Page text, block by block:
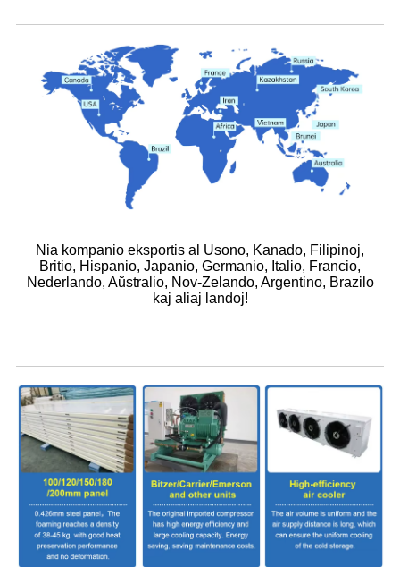
Nia kompanio eksportis al Usono, Kanado, Filipinoj,
Britio, Hispanio, Japanio, Germanio, Italio, Francio,
Nederlando, Aŭstralio, Nov-Zelando, Argentino, Brazilo
kaj aliaj landoj!